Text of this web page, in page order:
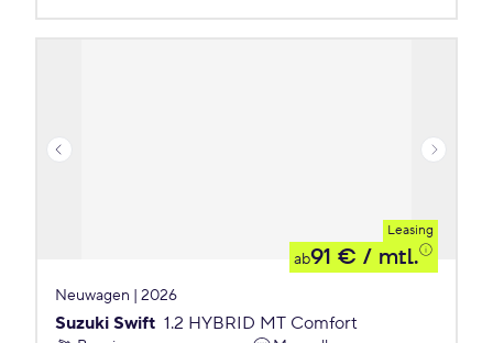
Leasing
ab91 € / mtl.
Neuwagen | 2026
Suzuki Swift 1.2 HYBRID MT Comfort